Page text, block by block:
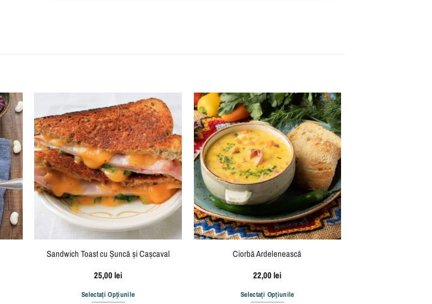
Sandwich Toast cu Șuncă și Cașcaval
25,00lei
Selectați Opțiunile
Ciorbă Ardelenească
22,00lei
Selectați Opțiunile